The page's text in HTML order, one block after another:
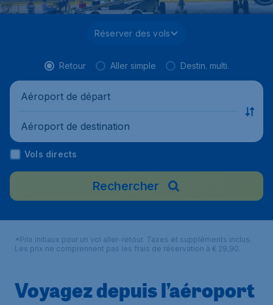
Réserver des vols
Retour Aller simple Destin. multi.
Aéroport de départ
Aéroport de destination
Vols directs
Rechercher
*Prix initiaux pour un vol aller-retour. Taxes et suppléments inclus.
Les prix ne comprennent pas les frais de réservation à € 29,90.
Voyagez depuis l’aéroport